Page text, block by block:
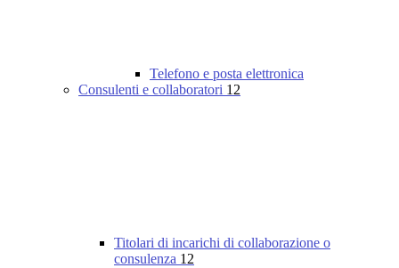
Telefono e posta elettronica
Consulenti e collaboratori 12
Titolari di incarichi di collaborazione o
consulenza 12